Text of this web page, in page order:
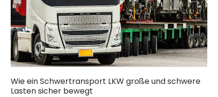
Wie ein Schwertransport LKW große und schwere
Lasten sicher bewegt